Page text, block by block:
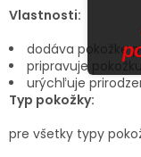
Vlastnosti:
dodáva pokožke
pripravuje
urýchľuje
Typ pokožky:
pre všetky typy